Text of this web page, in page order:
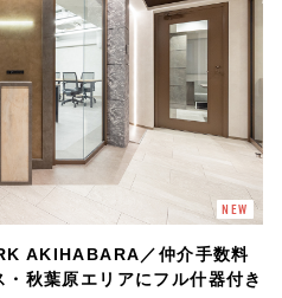
NEW
AKIHABARA／仲介手数料
秋葉原エリアにフル什器付き